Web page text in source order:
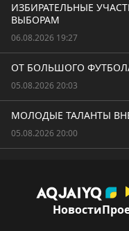
ИЗБИРАТЕЛЬНЫЕ
ВЫБОРАМ
06.08.2026 19:27
ОТ БОЛЬШОГО
05.08.2026 20:03
МОЛОДЫЕ ТАЛАНТЫ
05.08.2026 20:00
Новости